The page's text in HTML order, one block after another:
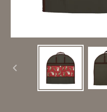
VORHERIGER
SCHIEBER